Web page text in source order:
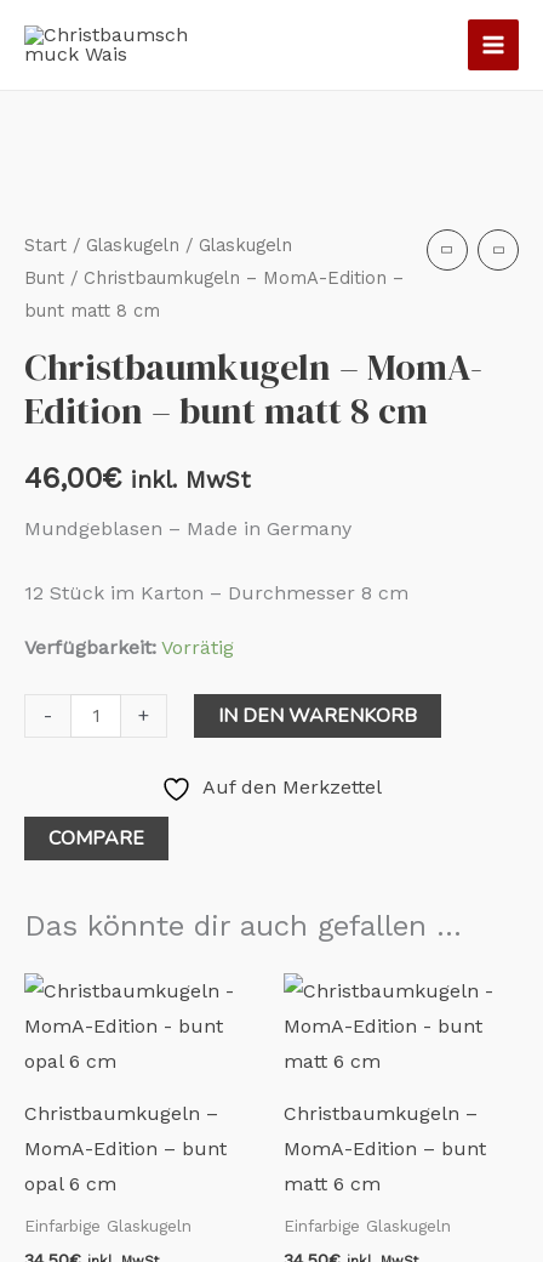
Inhalt
Start / Glaskugeln / Glaskugeln
Bunt / Christbaumkugeln – MomA-Edition –
bunt matt 8 cm
Christbaumkugeln – MomA-
Edition – bunt matt 8 cm
46,00€ inkl. MwSt
Mundgeblasen – Made in Germany
12 Stück im Karton – Durchmesser 8 cm
Verfügbarkeit: Vorrätig
-
Edition
-
bunt
8
cm
+ IN DEN WARENKORB
Auf den Merkzettel
COMPARE
Das könnte dir auch gefallen …
Christbaumkugeln –
MomA-Edition – bunt
opal 6 cm
Einfarbige Glaskugeln
Christbaumkugeln –
MomA-Edition – bunt
matt 6 cm
Einfarbige Glaskugeln